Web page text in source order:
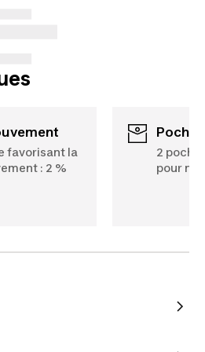
favorisant la
: 2 %
Poches
2
pour ne